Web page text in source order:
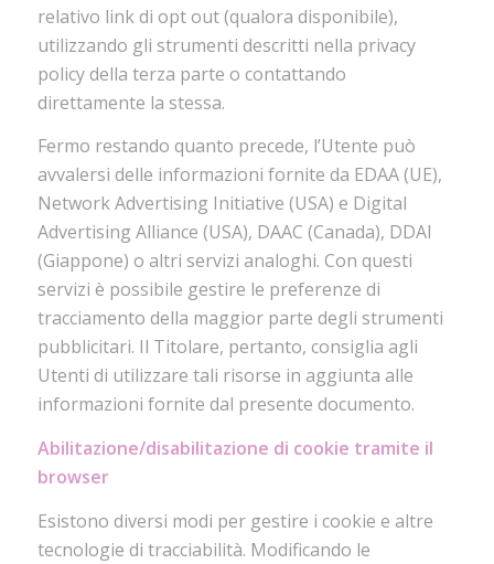
relativo link di opt out (qualora disponibile),
utilizzando gli strumenti descritti nella privacy
policy della terza parte o contattando
direttamente la stessa.
Fermo restando quanto precede, l’Utente può
avvalersi delle informazioni fornite da EDAA (UE),
Network Advertising Initiative (USA) e Digital
Advertising Alliance (USA), DAAC (Canada), DDAI
(Giappone) o altri servizi analoghi. Con questi
servizi è possibile gestire le preferenze di
tracciamento della maggior parte degli strumenti
pubblicitari. Il Titolare, pertanto, consiglia agli
Utenti di utilizzare tali risorse in aggiunta alle
informazioni fornite dal presente documento.
Abilitazione/disabilitazione di cookie tramite il
browser
Esistono diversi modi per gestire i cookie e altre
tecnologie di tracciabilità. Modificando le